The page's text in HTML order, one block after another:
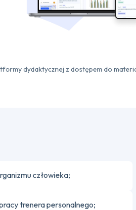
dydaktycznej z dostępem do
człowieka;
trenera personalnego;